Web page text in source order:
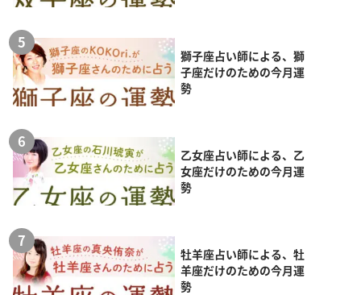
獅子座占い師による、獅
子座だけのための今月運
勢
乙女座占い師による、乙
女座だけのための今月運
勢
牡羊座占い師による、牡
羊座だけのための今月運
勢